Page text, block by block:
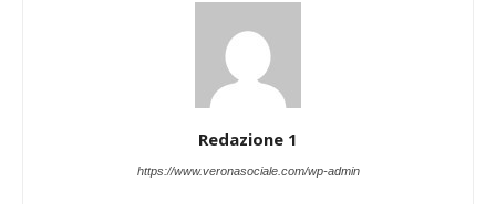
Redazione 1
https://www.veronasociale.com/wp-admin